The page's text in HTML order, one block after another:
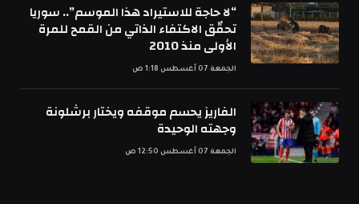
“لا حاجة للاستيراد هذا الموسم”.. سوريا
تحقّق الاكتفاء الذاتي من القمح للمرة
الأولى منذ 2010
الجمعة 07 أغسطس 1:18 ص
الفاريز يحسم موقفه ويختار برشلونة
وجهته الوحيدة
الجمعة 07 أغسطس 12:50 ص